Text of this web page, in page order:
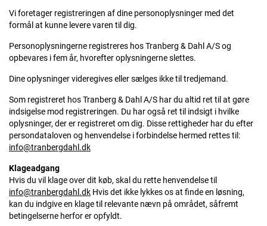
Vi foretager registreringen af dine personoplysninger med det
formål at kunne levere varen til dig.
Personoplysningerne registreres hos Tranberg & Dahl A/S og
opbevares i fem år, hvorefter oplysningerne slettes.
Dine oplysninger videregives eller sælges ikke til tredjemand.
Som registreret hos Tranberg & Dahl A/S har du altid ret til at gøre
indsigelse mod registreringen. Du har også ret til indsigt i hvilke
oplysninger, der er registreret om dig. Disse rettigheder har du efter
persondataloven og henvendelse i forbindelse hermed rettes til:
info@tranbergdahl.dk
Klageadgang
Hvis du vil klage over dit køb, skal du rette henvendelse til
info@tranbergdahl.dk Hvis det ikke lykkes os at finde en løsning,
kan du indgive en klage til relevante nævn på området, såfremt
betingelserne herfor er opfyldt.